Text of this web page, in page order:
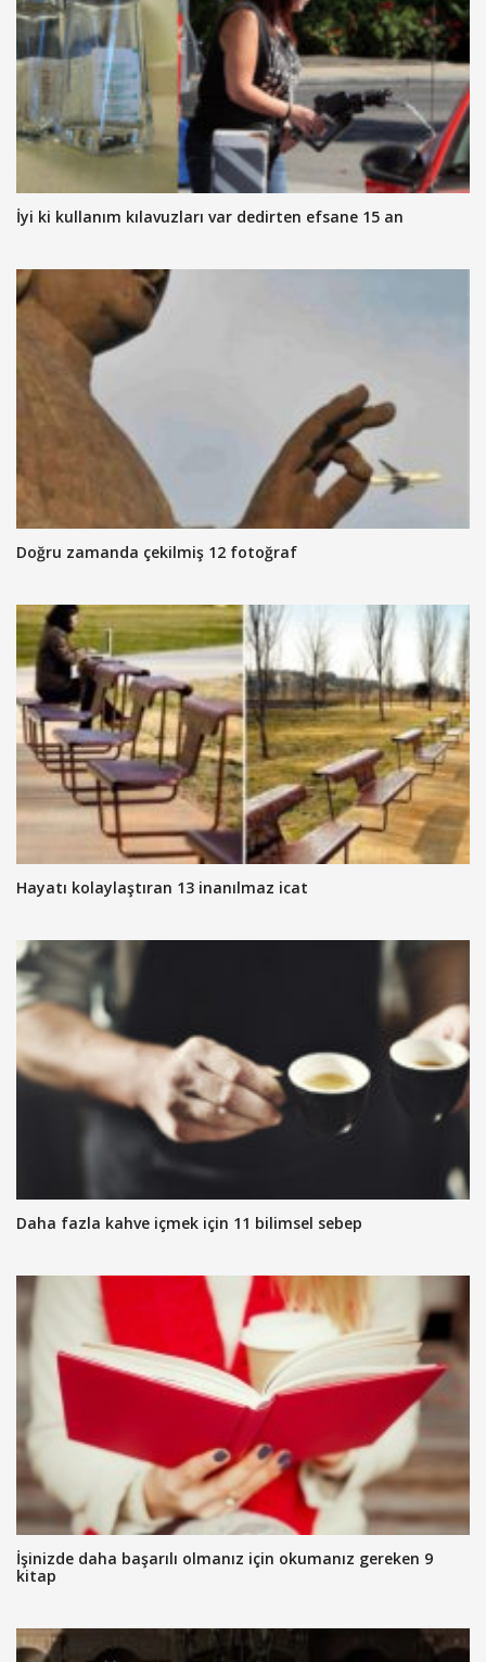
İyi ki kullanım kılavuzları var dedirten efsane 15 an
Doğru zamanda çekilmiş 12 fotoğraf
Hayatı kolaylaştıran 13 inanılmaz icat
Daha fazla kahve içmek için 11 bilimsel sebep
İşinizde daha başarılı olmanız için okumanız gereken 9
kitap